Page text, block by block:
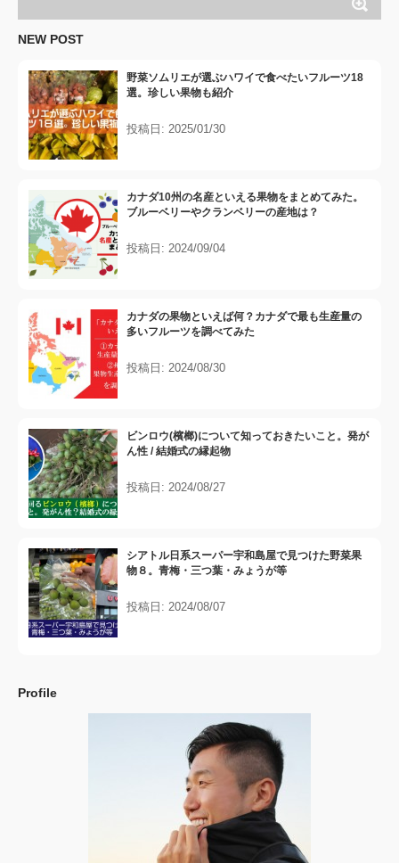
NEW POST
野菜ソムリエが選ぶハワイで食べたいフルーツ18
選。珍しい果物も紹介
投稿日: 2025/01/30
カナダ10州の名産といえる果物をまとめてみた。
ブルーベリーやクランベリーの産地は？
投稿日: 2024/09/04
カナダの果物といえば何？カナダで最も生産量の
多いフルーツを調べてみた
投稿日: 2024/08/30
ビンロウ(檳榔)について知っておきたいこと。発が
ん性 / 結婚式の縁起物
投稿日: 2024/08/27
シアトル日系スーパー宇和島屋で見つけた野菜果
物８。青梅・三つ葉・みょうが等
投稿日: 2024/08/07
Profile